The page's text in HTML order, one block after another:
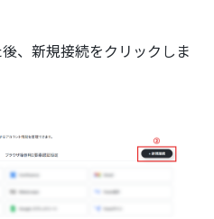
、新規接続をクリックしま